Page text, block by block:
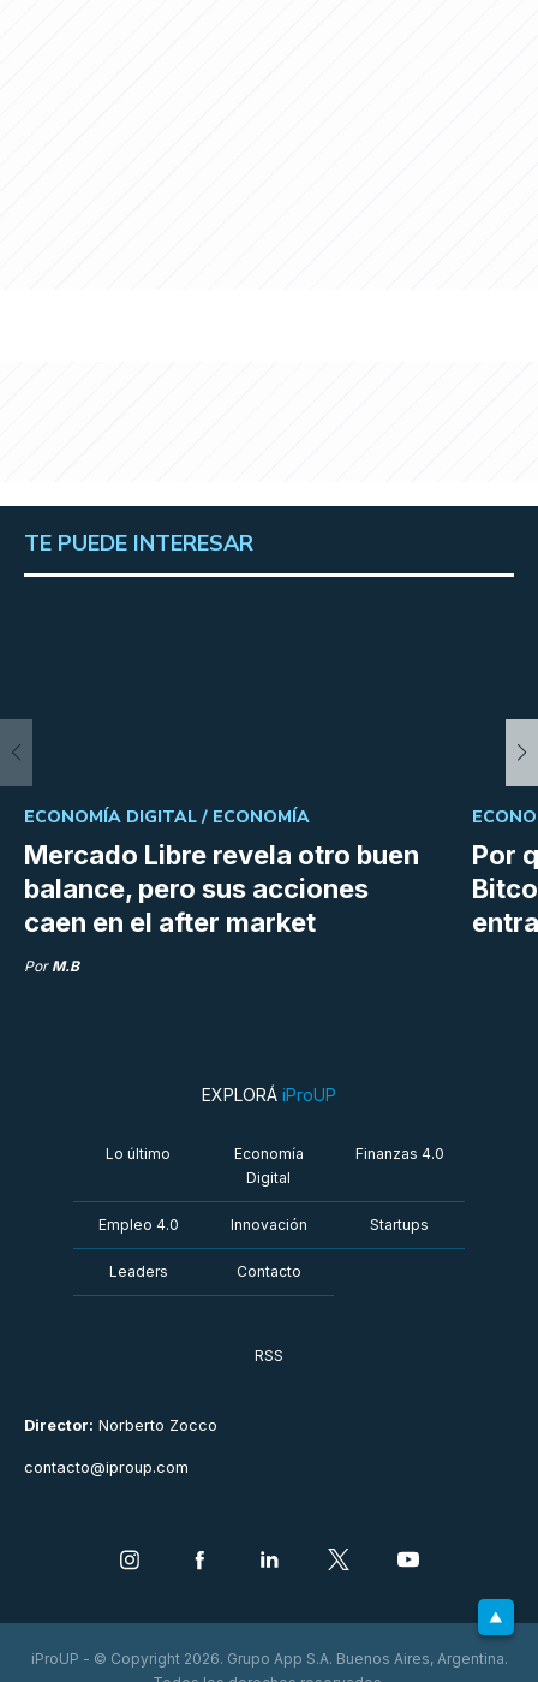
TE PUEDE INTERESAR
Mercado Libre revela otro buen
balance, pero sus acciones
caen en el after market
ECONOMÍA DIGITAL / ECONOMÍA
Por M.B
Por
Director: Norberto Zocco
contacto@iproup.com
EXPLORÁ iProUP
Lo último
Economía
Digital
Finanzas 4.0
Empleo 4.0 Innovación Startups
Leaders Contacto
RSS
iProUP - © Copyright 2026. Grupo App S.A. Buenos Aires, Argentina.